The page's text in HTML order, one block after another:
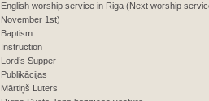
English worship service in Riga (Next worship
November 1st)
Baptism
Instruction
Lord’s Supper
Publikācijas
Mārtiņš Luters